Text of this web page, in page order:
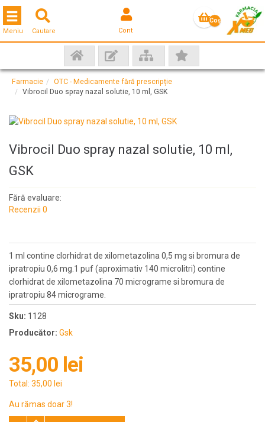
Cautare Cont
Coş
Toggle navigation
Meniu
Farmacie
OTC - Medicamente fără prescripție
Vibrocil Duo spray nazal solutie, 10 ml, GSK
Vibrocil Duo spray nazal solutie, 10 ml,
GSK
Fără evaluare:
Recenzii 0
1 ml contine clorhidrat de xilometazolina 0,5 mg si bromura de
ipratropiu 0,6 mg.1 puf (aproximativ 140 microlitri) contine
clorhidrat de xilometazolina 70 micrograme si bromura de
ipratropiu 84 micrograme.
Sku: 1128
Producător: Gsk
35,00 lei
Total: 35,00 lei
Au rămas doar 3!